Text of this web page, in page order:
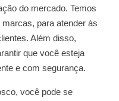
do mercado. Temos
para atender às
Além disso,
que você esteja
e com segurança.
você pode se